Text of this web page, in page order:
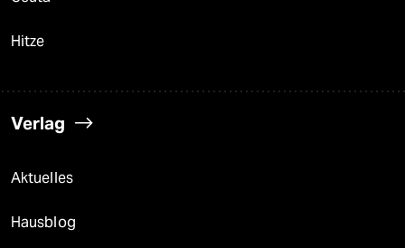
Hitze
Verlag
Aktuelles
Hausblog